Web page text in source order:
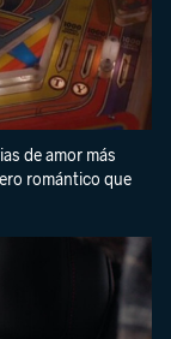
de amor más
romántico que